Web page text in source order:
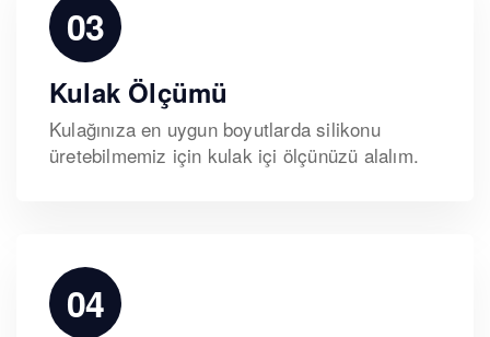
03
Kulak Ölçümü
Kulağınıza en uygun boyutlarda silikonu
üretebilmemiz için kulak içi ölçünüzü alalım.
04